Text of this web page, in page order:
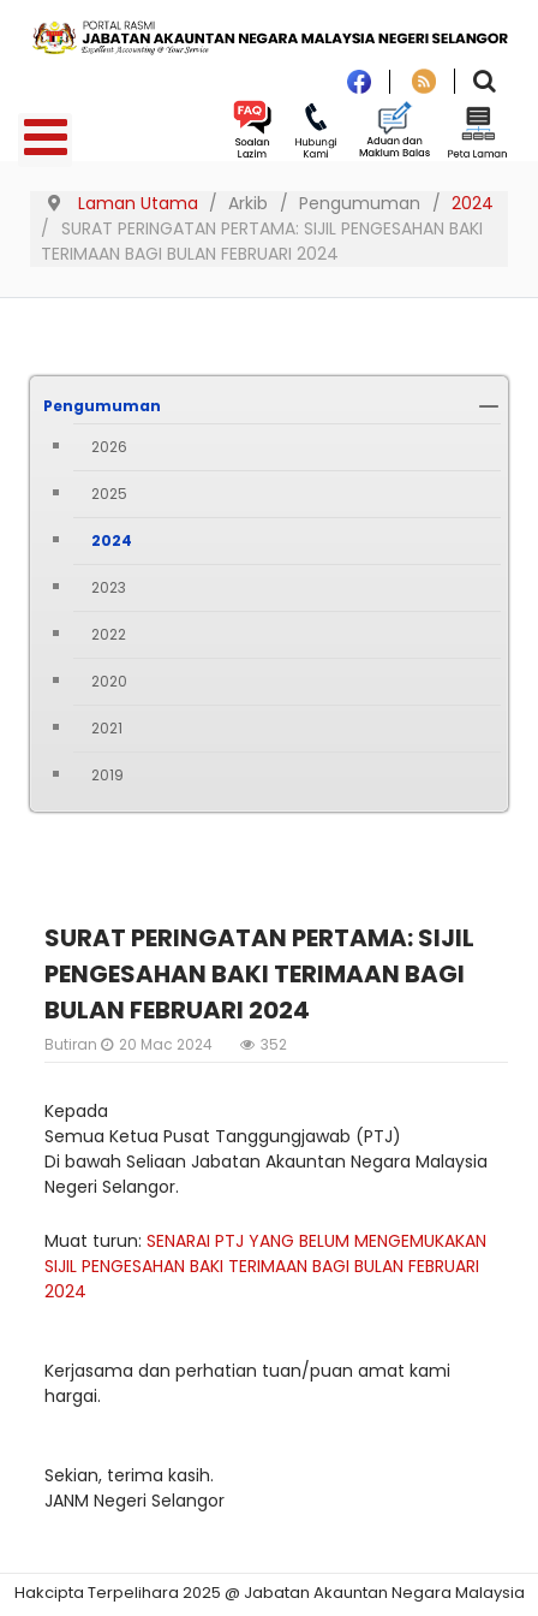
Laman Utama Arkib Pengumuman
2024
SURAT PERINGATAN PERTAMA: SIJIL PENGESAHAN BAKI
TERIMAAN BAGI BULAN FEBRUARI 2024
Pengumuman
2026
2025
2024
2023
2022
2020
2021
2019
SURAT PERINGATAN PERTAMA: SIJIL
PENGESAHAN BAKI TERIMAAN BAGI
BULAN FEBRUARI 2024
Butiran 20 Mac 2024 352
Kepada
Semua Ketua Pusat Tanggungjawab (PTJ)
Di bawah Seliaan Jabatan Akauntan Negara Malaysia
Negeri Selangor.
Muat turun: SENARAI PTJ YANG BELUM MENGEMUKAKAN
SIJIL PENGESAHAN BAKI TERIMAAN BAGI BULAN FEBRUARI
2024
Kerjasama dan perhatian tuan/puan amat kami
hargai.
Sekian, terima kasih.
JANM Negeri Selangor
Hakcipta Terpelihara 2025 @ Jabatan Akauntan Negara Malaysia